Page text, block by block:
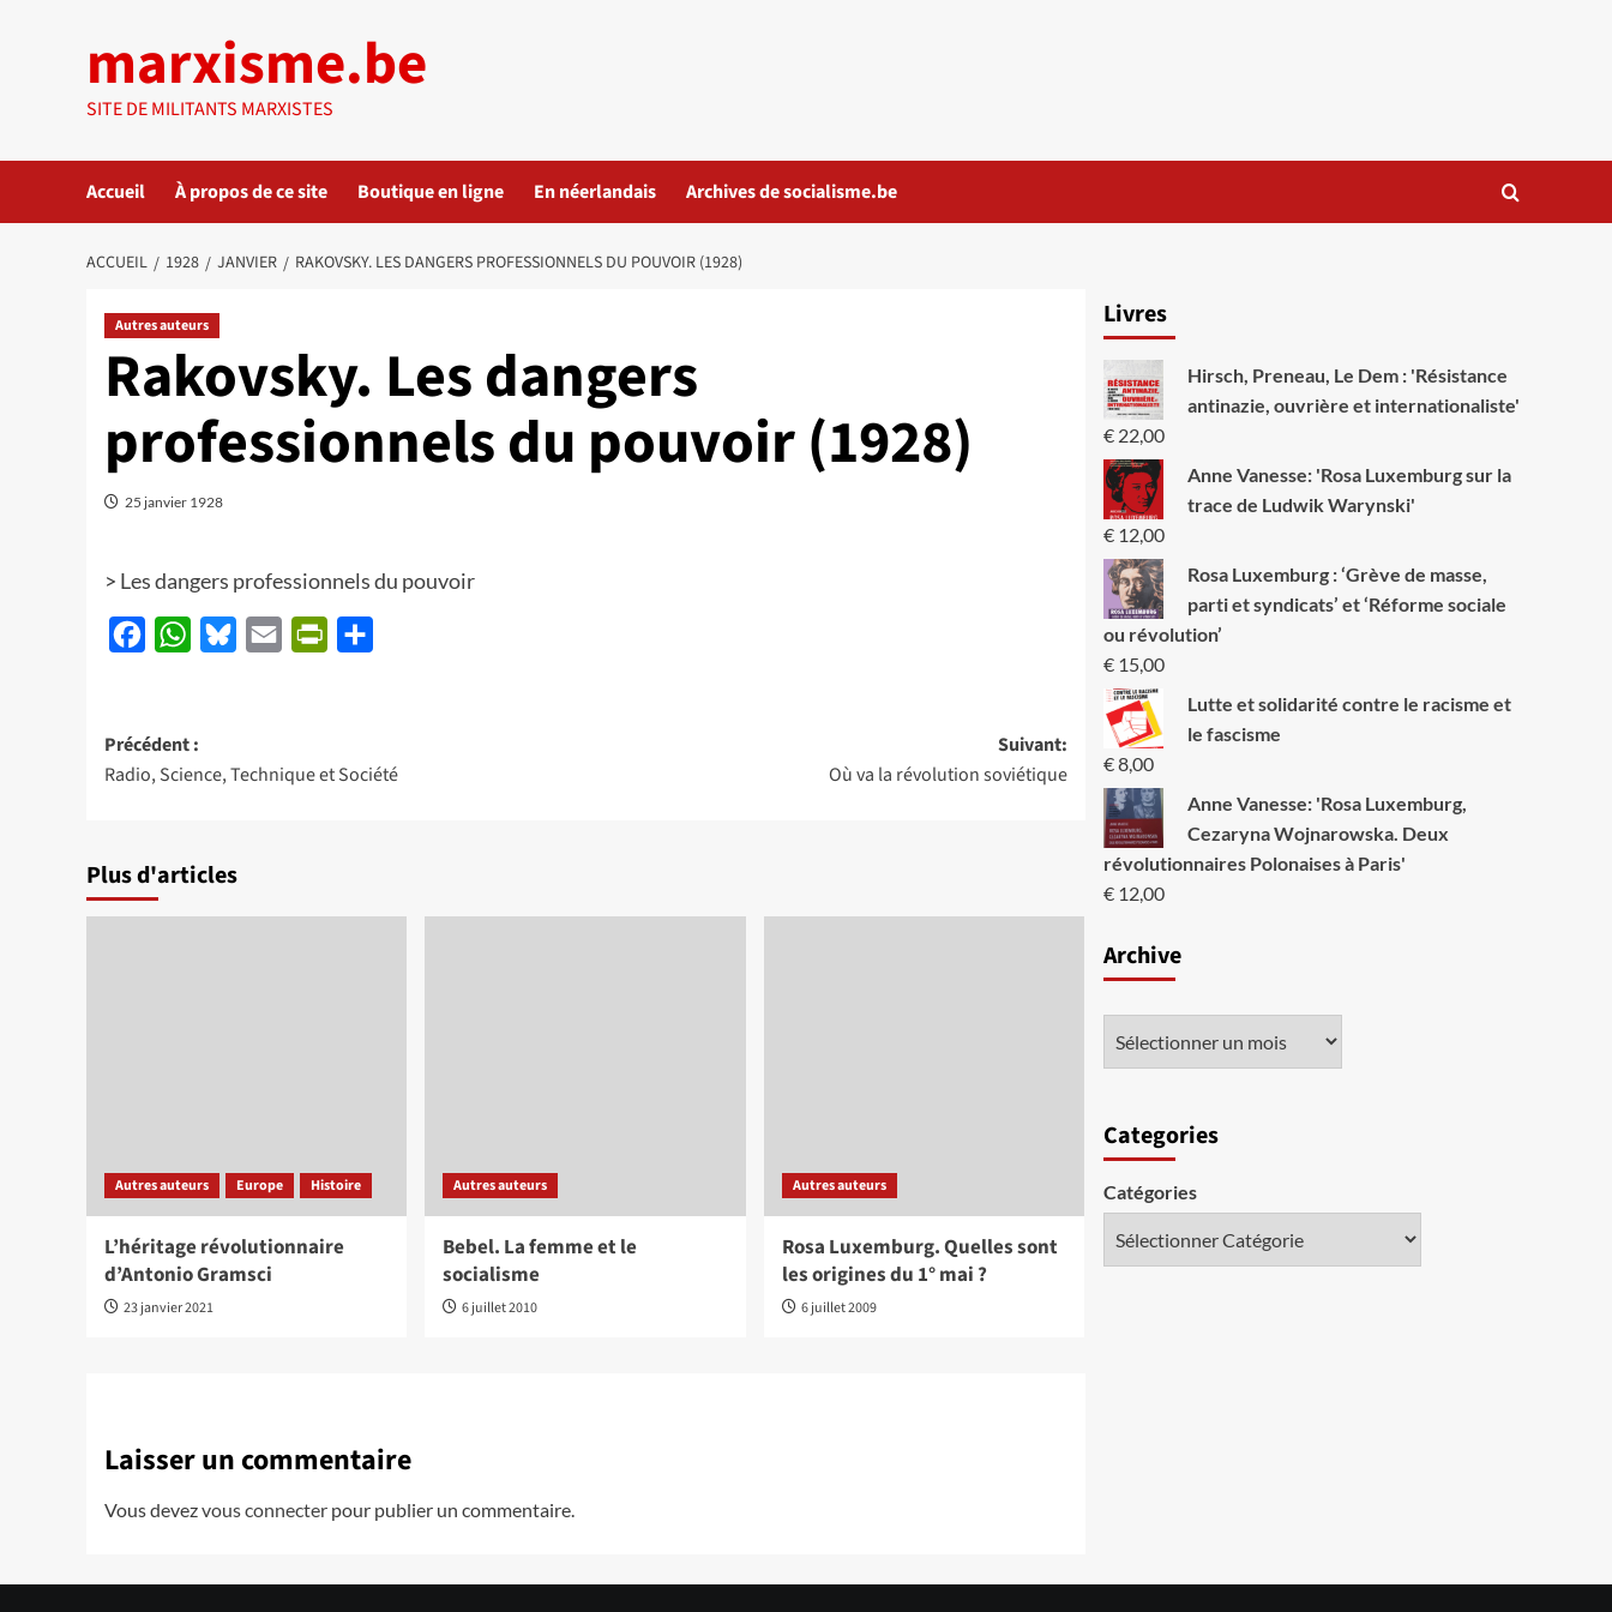
marxisme.be
SITE DE MILITANTS MARXISTES
Accueil À propos de ce site Boutique en ligne En néerlandais Archives de socialisme.be
ACCUEIL 1928 JANVIER RAKOVSKY. LES DANGERS PROFESSIONNELS DU POUVOIR (1928)
Autres auteurs
Rakovsky. Les dangers
professionnels du pouvoir (1928)
25 janvier 1928
> Les dangers professionnels du pouvoir
FacebookWhatsApp
BlueskyEmail PrintFriendly
Navigation
d’article
Précédent :
Radio, Science, Technique et Société
Suivant:
Où va la révolution soviétique
Plus d'articles
Autres auteurs Europe Histoire
L’héritage révolutionnaire
d’Antonio Gramsci
23 janvier 2021
Autres auteurs
Bebel. La femme et le
socialisme
6 juillet 2010
Autres auteurs
Rosa Luxemburg. Quelles sont
les origines du 1° mai ?
6 juillet 2009
Laisser un commentaire
Vous devezvous connecter pour publier un commentaire.
Livres
Hirsch, Preneau, Le Dem : 'Résistance
antinazie, ouvrière et internationaliste'
€22,00
Anne Vanesse: 'Rosa Luxemburg sur la
trace de Ludwik Warynski'
€12,00
Rosa Luxemburg : ‘Grève de masse,
parti et syndicats’ et ‘Réforme sociale
ou révolution’
€15,00
Lutte et solidarité contre le racisme et
le fascisme
€8,00
Anne Vanesse: 'Rosa Luxemburg,
Cezaryna Wojnarowska. Deux
révolutionnaires Polonaises à Paris'
€12,00
Archive
Categories
Catégories